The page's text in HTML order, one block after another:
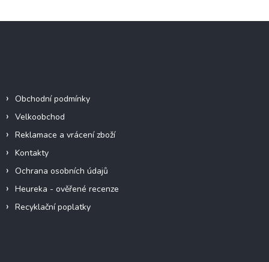
Obchodní podmínky
Velkoobchod
Reklamace a vrácení zboží
Kontakty
Ochrana osobních údajů
Heureka - ověřené recenze
Recyklační poplatky